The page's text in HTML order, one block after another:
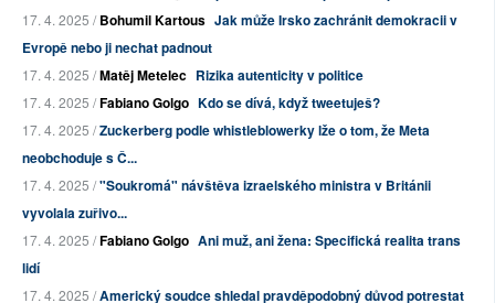
17. 4. 2025 /Bohumil Kartous Jak může Irsko zachránit demokracii v
Evropě nebo ji nechat padnout
17. 4. 2025 /Matěj Metelec Rizika autenticity v politice
17. 4. 2025 /Fabiano Golgo Kdo se dívá, když tweetuješ?
17. 4. 2025 /Zuckerberg podle whistleblowerky lže o tom, že Meta
neobchoduje s Č...
17. 4. 2025 /"Soukromá" návštěva izraelského ministra v Británii
vyvolala zuřivo...
17. 4. 2025 /Fabiano Golgo Ani muž, ani žena: Specifická realita trans
lidí
17. 4. 2025 /Americký soudce shledal pravděpodobný důvod potrestat